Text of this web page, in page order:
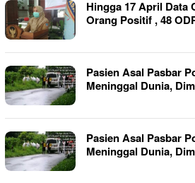
Hingga 17 April Data
Orang Positif , 48
Pasien Asal Pasbar
Meninggal Dunia,
Pasien Asal Pasbar
Meninggal Dunia,